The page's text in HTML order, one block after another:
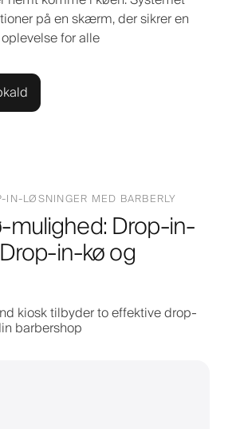
på en skærm, der sikrer en
for alle
IN-LØSNINGER MED BARBERLY
Drop-in-
in-kø og
kiosk tilbyder to effektive drop-
barbershop